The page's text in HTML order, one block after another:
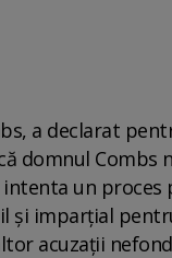
a declarat
domnul Combs
un
și imparțial
acuzații